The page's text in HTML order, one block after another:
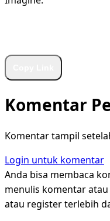
Komentar
Komentar tampil
Login untuk komentar
Anda bisa membaca
menulis komentar
atau register terlebih